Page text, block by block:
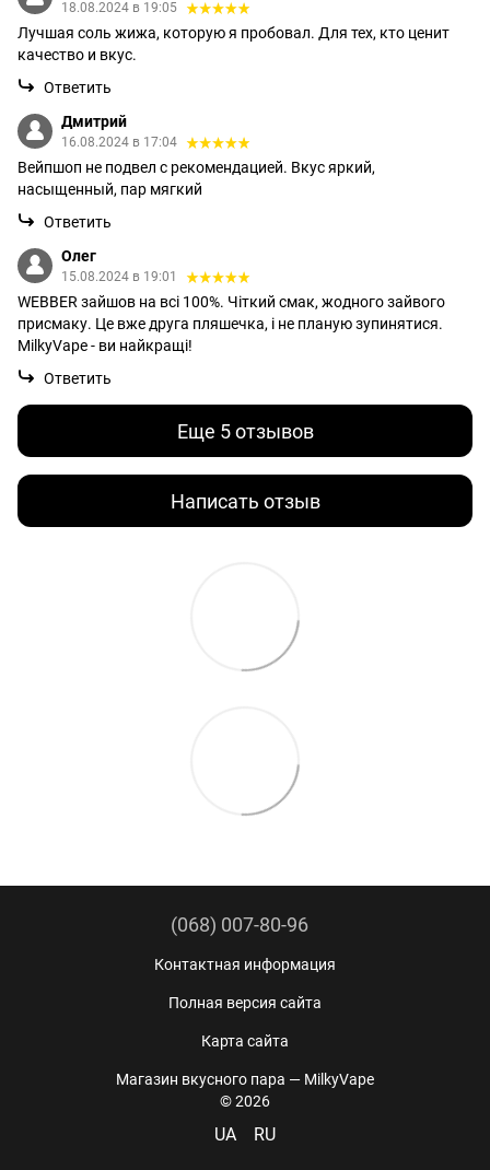
18.08.2024 в 19:05
Лучшая соль жижа, которую я пробовал. Для тех, кто ценит
качество и вкус.
Ответить
Дмитрий
16.08.2024 в 17:04
Вейпшоп не подвел с рекомендацией. Вкус яркий,
насыщенный, пар мягкий
Ответить
Олег
15.08.2024 в 19:01
WEBBER зайшов на всі 100%. Чіткий смак, жодного зайвого
присмаку. Це вже друга пляшечка, і не планую зупинятися.
MilkyVape - ви найкращі!
Ответить
Еще 5 отзывов
Написать отзыв
(068) 007-80-96
Контактная информация
Полная версия сайта
Карта сайта
Магазин вкусного пара — MilkyVape
© 2026
UA RU